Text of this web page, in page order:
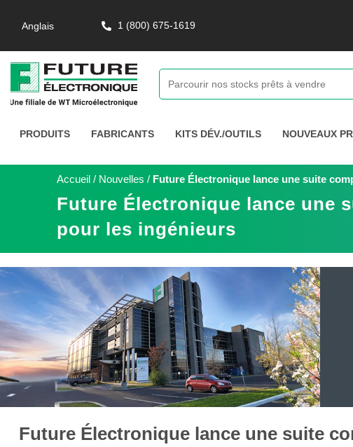
Anglais 1 (800) 675-1619
PRODUITS FABRICANTS KITS DÉV./OUTILS NOUVEAUX
Accueil / Nouvelles / Future Électronique lance une suite
Future Électronique lance une
pour les ingénieurs
Future Électronique lance une suite